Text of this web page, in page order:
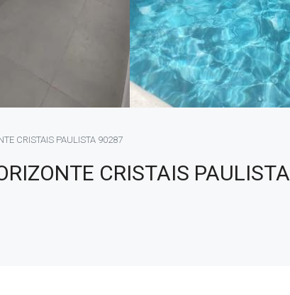
CRISTAIS PAULISTA 90287
CRISTAIS PAULISTA